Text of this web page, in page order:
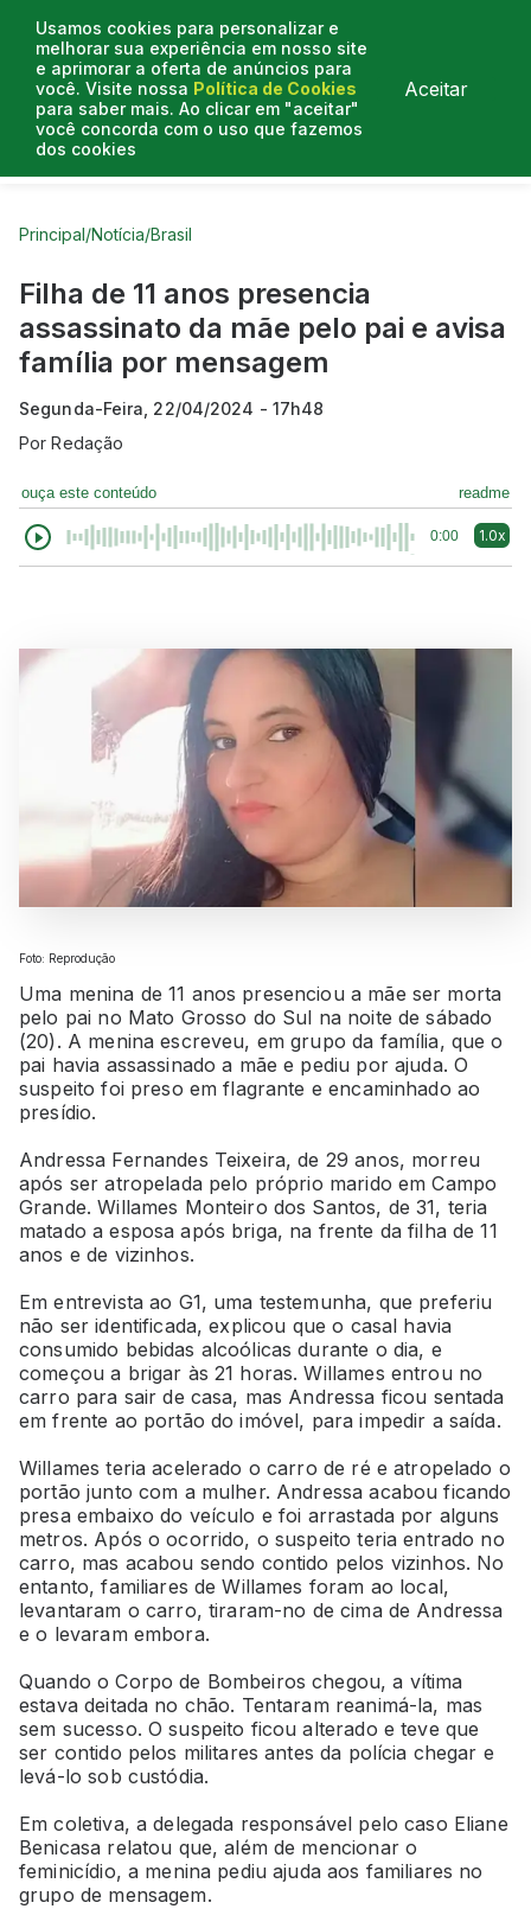
Usamos cookies para personalizar e
melhorar sua experiência em nosso site
e aprimorar a oferta de anúncios para
você. Visite nossa Política de Cookies
para saber mais. Ao clicar em "aceitar"
você concorda com o uso que fazemos
dos cookies
Aceitar
Curtas do Poder
Principal/Notícia/Brasil
Filha de 11 anos presencia
assassinato da mãe pelo pai e avisa
família por mensagem
Segunda-Feira, 22/04/2024 - 17h48
PorRedação
ouça este conteúdo readme
0:00 1.0x
Foto: Reprodução
Uma menina de 11 anos presenciou a mãe ser morta
pelo pai no Mato Grosso do Sul na noite de sábado
(20). A menina escreveu, em grupo da família, que o
pai havia assassinado a mãe e pediu por ajuda. O
suspeito foi preso em flagrante e encaminhado ao
presídio.
Andressa Fernandes Teixeira, de 29 anos, morreu
após ser atropelada pelo próprio marido em Campo
Grande. Willames Monteiro dos Santos, de 31, teria
matado a esposa após briga, na frente da filha de 11
anos e de vizinhos.
Em entrevista ao G1, uma testemunha, que preferiu
não ser identificada, explicou que o casal havia
consumido bebidas alcoólicas durante o dia, e
começou a brigar às 21 horas. Willames entrou no
carro para sair de casa, mas Andressa ficou sentada
em frente ao portão do imóvel, para impedir a saída.
Willames teria acelerado o carro de ré e atropelado o
portão junto com a mulher. Andressa acabou ficando
presa embaixo do veículo e foi arrastada por alguns
metros. Após o ocorrido, o suspeito teria entrado no
carro, mas acabou sendo contido pelos vizinhos. No
entanto, familiares de Willames foram ao local,
levantaram o carro, tiraram-no de cima de Andressa
e o levaram embora.
Quando o Corpo de Bombeiros chegou, a vítima
estava deitada no chão. Tentaram reanimá-la, mas
sem sucesso. O suspeito ficou alterado e teve que
ser contido pelos militares antes da polícia chegar e
levá-lo sob custódia.
Em coletiva, a delegada responsável pelo caso Eliane
Benicasa relatou que, além de mencionar o
feminicídio, a menina pediu ajuda aos familiares no
grupo de mensagem.